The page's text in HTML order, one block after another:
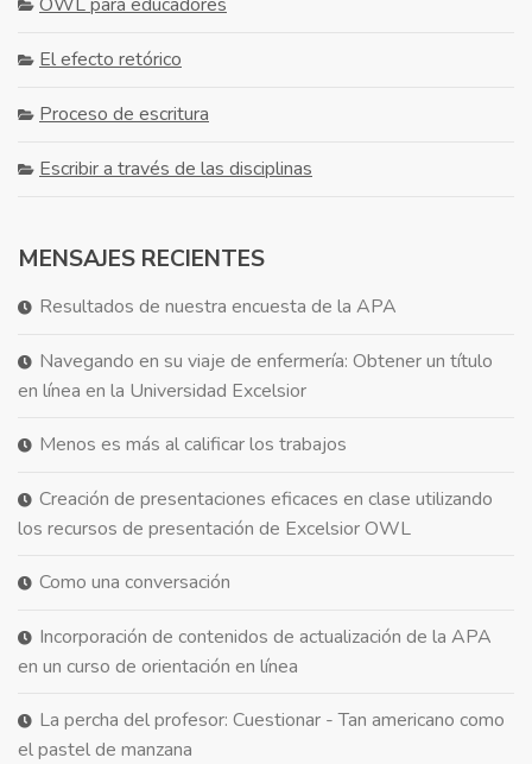
El efecto retórico
Proceso de escritura
Escribir a través de las disciplinas
MENSAJES RECIENTES
Resultados de nuestra encuesta de la APA
Navegando en su viaje de enfermería: Obtener un título
en línea en la Universidad Excelsior
Menos es más al calificar los trabajos
Creación de presentaciones eficaces en clase utilizando
los recursos de presentación de Excelsior OWL
Como una conversación
Incorporación de contenidos de actualización de la APA
en un curso de orientación en línea
La percha del profesor: Cuestionar - Tan americano como
el pastel de manzana